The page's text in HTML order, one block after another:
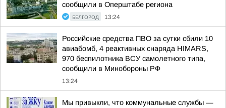
сообщили в Оперштабе региона
БЕЛГОРОД 13:24
Российские средства ПВО за сутки сбили 10
авиабомб, 4 реактивных снаряда HIMARS,
970 беспилотника ВСУ самолетного типа,
сообщили в Минобороны РФ
13:24
Мы привыкли, что коммунальные службы —